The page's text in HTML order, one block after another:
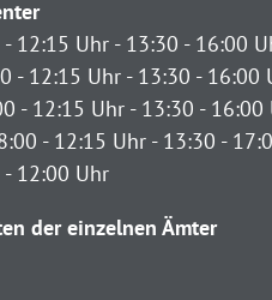
12:15 Uhr - 13:30 - 16:00
- 12:15 Uhr - 13:30 - 16:00
- 12:15 Uhr - 13:30 - 16:00
- 12:15 Uhr - 13:30 -
12:00 Uhr
der einzelnen Ämter